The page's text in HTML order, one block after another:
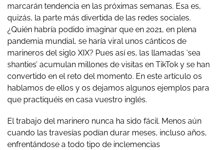
marcarán tendencia en las próximas semanas. Esa es,
quizás, la parte más divertida de las redes sociales.
¿Quién habría podido imaginar que en 2021, en plena
pandemia mundial, se haría viral unos cánticos de
marineros del siglo XIX? Pues así es, las llamadas ‘sea
shanties’ acumulan millones de visitas en TikTok y se han
convertido en el reto del momento. En este artículo os
hablamos de ellos y os dejamos algunos ejemplos para
que practiquéis en casa vuestro inglés.
El trabajo del marinero nunca ha sido fácil. Menos aún
cuando las travesías podían durar meses, incluso años,
enfrentándose a todo tipo de inclemencias